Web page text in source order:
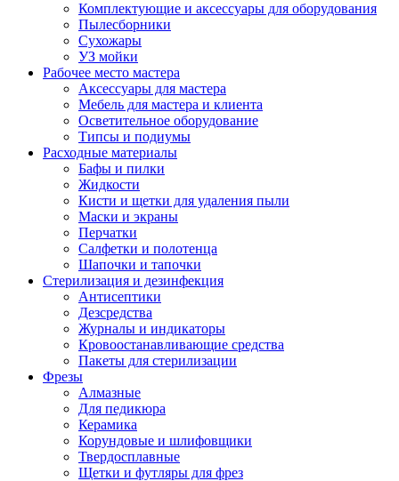
Комплектующие и аксессуары для оборудования
Пылесборники
Сухожары
УЗ мойки
Рабочее место мастера
Аксессуары для мастера
Мебель для мастера и клиента
Осветительное оборудование
Типсы и подиумы
Расходные материалы
Бафы и пилки
Жидкости
Кисти и щетки для удаления пыли
Маски и экраны
Перчатки
Салфетки и полотенца
Шапочки и тапочки
Стерилизация и дезинфекция
Антисептики
Дезсредства
Журналы и индикаторы
Кровоостанавливающие средства
Пакеты для стерилизации
Фрезы
Алмазные
Для педикюра
Керамика
Корундовые и шлифовщики
Твердосплавные
Щетки и футляры для фрез